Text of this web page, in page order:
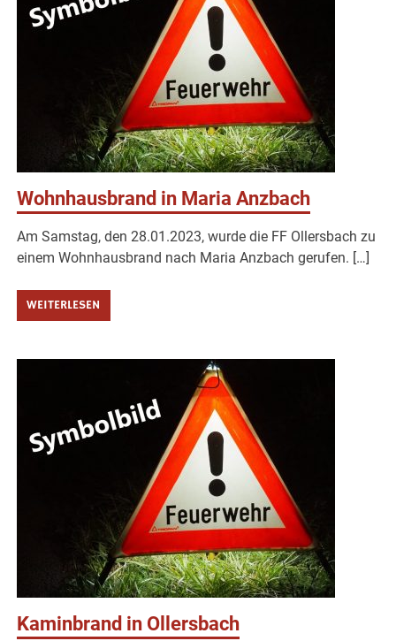
Wohnhausbrand in Maria Anzbach
Am Samstag, den 28.01.2023, wurde die FF Ollersbach zu
einem Wohnhausbrand nach Maria Anzbach gerufen. […]
WEITERLESEN
Kaminbrand in Ollersbach